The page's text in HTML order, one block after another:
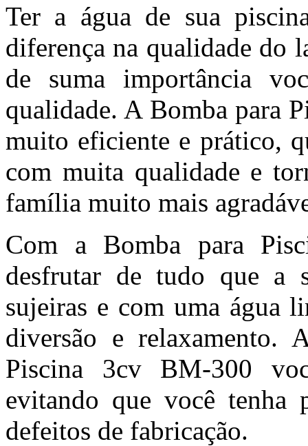
Ter a água de sua
diferença na qualidade do
de suma importância
qualidade. A Bomba para
muito eficiente e prático,
com muita qualidade e
família muito mais
Com a Bomba para
desfrutar de tudo que a
sujeiras e com uma água
diversão e relaxamento.
Piscina 3cv BM-300
evitando que você tenha
defeitos de fabricação.